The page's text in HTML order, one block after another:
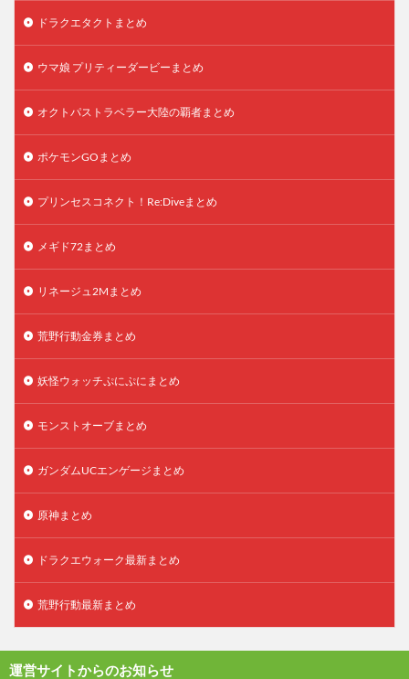
ドラクエタクトまとめ
ウマ娘 プリティーダービーまとめ
オクトパストラベラー大陸の覇者まとめ
ポケモンGOまとめ
プリンセスコネクト！Re:Diveまとめ
メギド72まとめ
リネージュ2Mまとめ
荒野行動金券まとめ
妖怪ウォッチぷにぷにまとめ
モンストオーブまとめ
ガンダムUCエンゲージまとめ
原神まとめ
ドラクエウォーク最新まとめ
荒野行動最新まとめ
運営サイトからのお知らせ